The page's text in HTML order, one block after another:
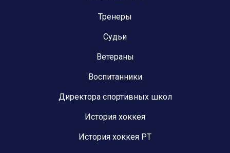
Тренеры
Судьи
Ветераны
Воспитанники
Директора спортивных школ
История хоккея
История хоккея РТ